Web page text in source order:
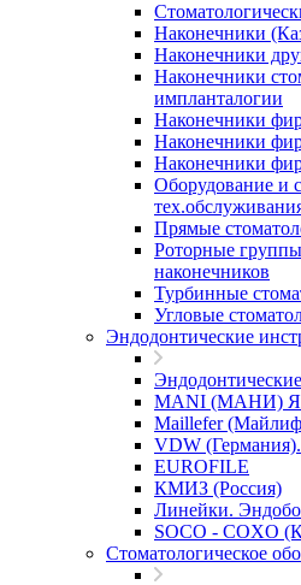
Наконечники
Наконечники
Наконечники
импланталогии
Наконечники
Наконечники
Наконечники
Оборудование и
Прямые
Роторные
наконечников
Турбинные
Угловые
Эндодонтические
MANI (МАНИ)
Maillefer
VDW (Германия).
EUROFILE
КМИЗ (Россия)
Линейки.
SOCO - COXO
Стоматологическое